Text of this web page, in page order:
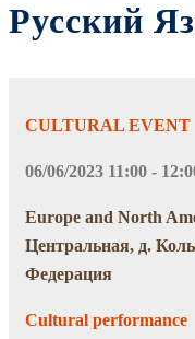
Русский
CULTURAL EVENT
06/06/2023 11:00 -
Europe and North
Центральная, д.
Федерация
Cultural performance